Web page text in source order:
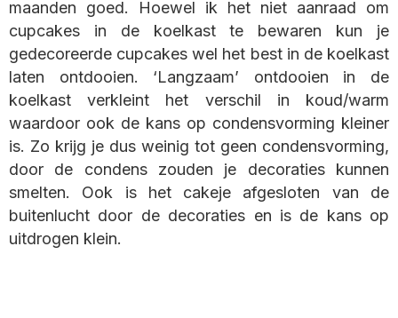
maanden goed. Hoewel ik het niet aanraad om
cupcakes in de koelkast te bewaren kun je
gedecoreerde cupcakes wel het best in de koelkast
laten ontdooien. ‘Langzaam’ ontdooien in de
koelkast verkleint het verschil in koud/warm
waardoor ook de kans op condensvorming kleiner
is. Zo krijg je dus weinig tot geen condensvorming,
door de condens zouden je decoraties kunnen
smelten. Ook is het cakeje afgesloten van de
buitenlucht door de decoraties en is de kans op
uitdrogen klein.